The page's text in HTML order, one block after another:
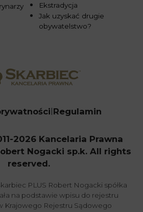
Ekstradycja
Jak uzyskać drugie
obywatelstwo?
Regulamin
2026 Kancelaria Prawna
Nogacki sp.k. All rights
reserved.
PLUS Robert Nogacki spółka
na podstawie wpisu do rejestru
Krajowego Rejestru Sądowego